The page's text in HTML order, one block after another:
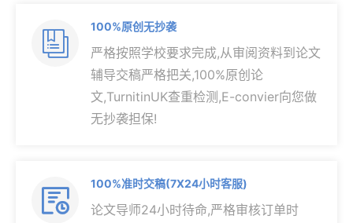

100%原创无抄袭
严格按照学校要求完成,从审阅资料到论文
辅导交稿严格把关,100%原创论
文,TurnitinUK查重检测,E-convier向您做
无抄袭担保!

100%准时交稿(7X24小时客服)
论文导师24小时待命,严格审核订单时